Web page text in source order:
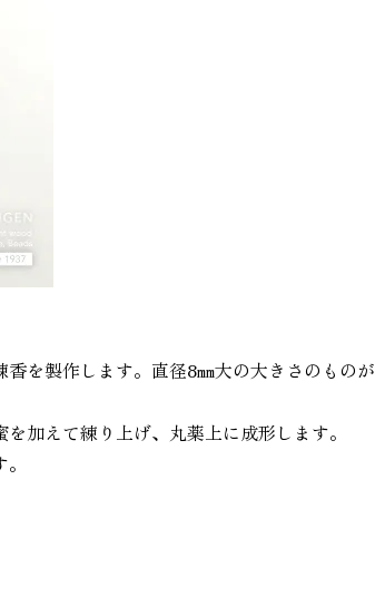
を製作します。直径8㎜大の大きさのものが
加えて練り上げ、丸薬上に成形します。